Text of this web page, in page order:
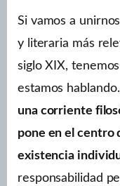
Si vamos a
y literaria más
siglo XIX,
estamos hablando.
una corriente
pone en el centro
existencia
responsabilidad